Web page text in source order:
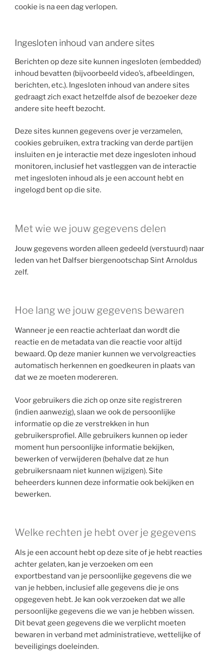
cookie is na een dag verlopen.
Ingesloten inhoud van andere sites
Berichten op deze site kunnen ingesloten (embedded)
inhoud bevatten (bijvoorbeeld video’s, afbeeldingen,
berichten, etc.). Ingesloten inhoud van andere sites
gedraagt zich exact hetzelfde alsof de bezoeker deze
andere site heeft bezocht.
Deze sites kunnen gegevens over je verzamelen,
cookies gebruiken, extra tracking van derde partijen
insluiten en je interactie met deze ingesloten inhoud
monitoren, inclusief het vastleggen van de interactie
met ingesloten inhoud als je een account hebt en
ingelogd bent op die site.
Met wie we jouw gegevens delen
Jouw gegevens worden alleen gedeeld (verstuurd) naar
leden van het Dalfser biergenootschap Sint Arnoldus
zelf.
Hoe lang we jouw gegevens bewaren
Wanneer je een reactie achterlaat dan wordt die
reactie en de metadata van die reactie voor altijd
bewaard. Op deze manier kunnen we vervolgreacties
automatisch herkennen en goedkeuren in plaats van
dat we ze moeten modereren.
Voor gebruikers die zich op onze site registreren
(indien aanwezig), slaan we ook de persoonlijke
informatie op die ze verstrekken in hun
gebruikersprofiel. Alle gebruikers kunnen op ieder
moment hun persoonlijke informatie bekijken,
bewerken of verwijderen (behalve dat ze hun
gebruikersnaam niet kunnen wijzigen). Site
beheerders kunnen deze informatie ook bekijken en
bewerken.
Welke rechten je hebt over je gegevens
Als je een account hebt op deze site of je hebt reacties
achter gelaten, kan je verzoeken om een
exportbestand van je persoonlijke gegevens die we
van je hebben, inclusief alle gegevens die je ons
opgegeven hebt. Je kan ook verzoeken dat we alle
persoonlijke gegevens die we van je hebben wissen.
Dit bevat geen gegevens die we verplicht moeten
bewaren in verband met administratieve, wettelijke of
beveiligings doeleinden.